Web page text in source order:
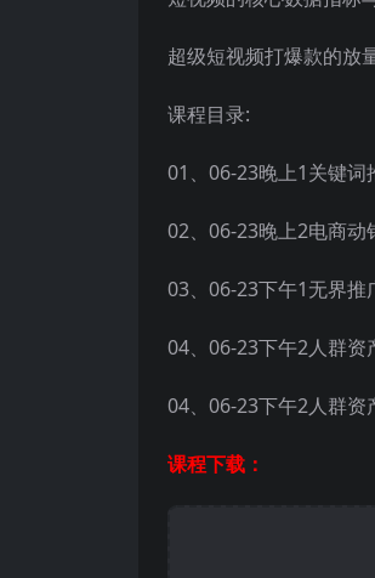
超级短视频打爆款的放
课程目录:
01、06-23晚上1关键
02、06-23晚上2电商
03、06-23下午1无界
04、06-23下午2人群
04、06-23下午2人群
课程下载：